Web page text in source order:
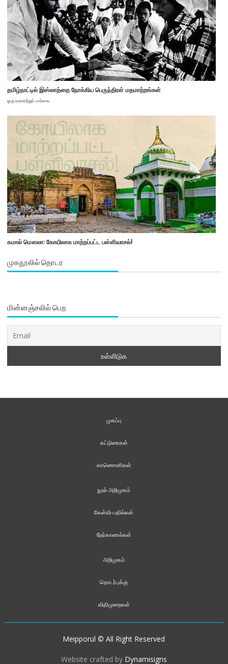
தமிழ்நாட்டில் இஸ்லாத்தை நோக்கிய பெருந்திரள் மதமாற்றங்கள்
ஒரு வரலாற்றுப் பார்வை
கமால் மௌலா: கோயிலாக மாற்றப்பட்ட பள்ளிவாசல்!
முகநூலில் தொடர
மின்னஞ்சலில் பெற
முகப்பு
கட்டுரைகள்
காணொளிகள்
நூல் அறிமுகம்
கேள்வி-பதில்கள்
நேர்காணல்கள்
அறிமுகம்
தொடர்புக்கு
விதிமுறைகள்
Meipporul © All Right Reserved
Website crafted by Dynamisigns